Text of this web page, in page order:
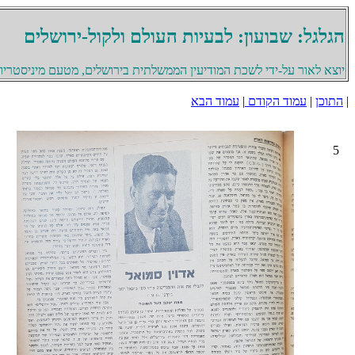
הגלגל: שבועון: לבעיות העולם ולקול-ירושלים
יוצא לאור על-ידי לשכת המודיעין הממשלתית בירושלים, מטעם
| התוכן | עמוד הקודם | עמוד הבא
5